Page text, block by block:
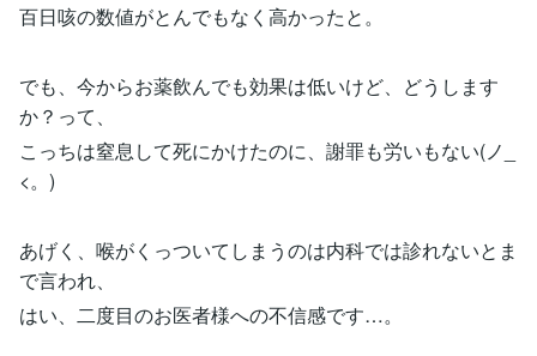
百日咳の数値がとんでもなく高かったと。
でも、今からお薬飲んでも効果は低いけど、どうします
か？って、
こっちは窒息して死にかけたのに、謝罪も労いもない(ノ_
<。)
あげく、喉がくっついてしまうのは内科では診れないとま
で言われ、
はい、二度目のお医者様への不信感です…。